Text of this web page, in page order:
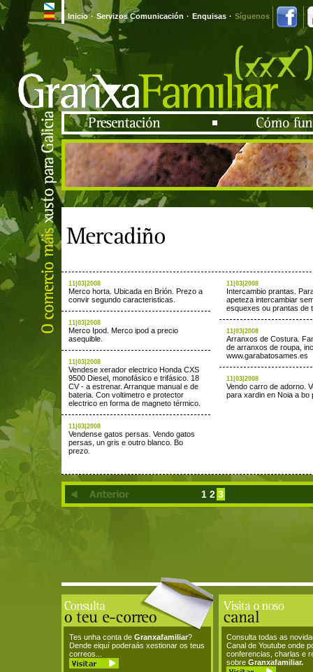
Inicio · Servizos Comunicación · Enquisas · Síguenos
11|03|2008
Intercambio prantas.
apeteza intercambiar
esquexes ou prantas de
11|03|2008
Arranxos de Costura.
de arranxos de roupa,
www.garabatosames.es
11|03|2008
Vendo carro de adorno.
para xardin en Noia a bo
11|03|2008
Merco horta. Ubicada en Brión. Prezo a
convir segundo caracteristicas.
11|03|2008
Merco Ipod. Merco ipod a precio
asequible.
11|03|2008
Vendese xerador electrico Honda CXS
9500 Diesel, monofásico e trifásico. 18
CV - a estrenar. Arranque manual e de
bateria. Con voltimetro e protector
electrico en forma de magneto térmico.
11|03|2008
Vendense gatos persas. Vendo gatos
persas, un gris e outro blanco. Bo
prezo.
1 2 3
Tes unha conta de Granxafamiliar?
Dende eiquí poderaás xestionar os teus
correos...
Consulta todas as
Canal de Youtube onde
conferencias, charlas e
sobre Granxafamiliar.